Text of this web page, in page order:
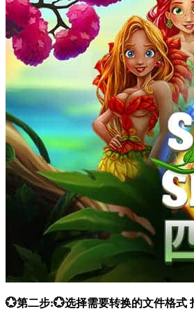
💮第二步:💮选择需要转换的文件格式